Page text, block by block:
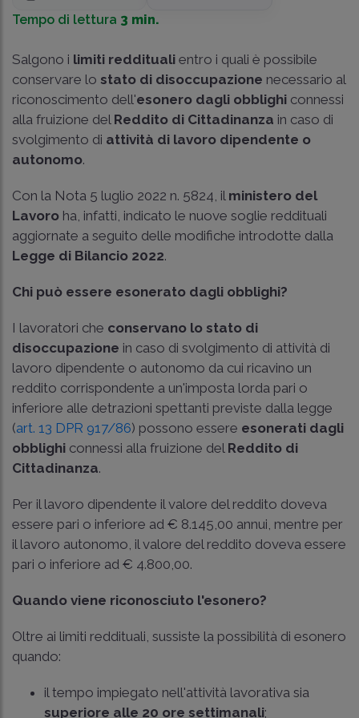
Tempo di lettura 3 min.
Salgono i limiti reddituali entro i quali è possibile
conservare lo stato di disoccupazione necessario al
riconoscimento dell'esonero dagli obblighi connessi
alla fruizione del Reddito di Cittadinanza in caso di
svolgimento di attività di lavoro dipendente o
autonomo.
Con la Nota 5 luglio 2022 n. 5824, il ministero del
Lavoro ha, infatti, indicato le nuove soglie reddituali
aggiornate a seguito delle modifiche introdotte dalla
Legge di Bilancio 2022.
Chi può essere esonerato dagli obblighi?
I lavoratori che conservano lo stato di
disoccupazione in caso di svolgimento di attività di
lavoro dipendente o autonomo da cui ricavino un
reddito corrispondente a un'imposta lorda pari o
inferiore alle detrazioni spettanti previste dalla legge
(art. 13 DPR 917/86) possono essere esonerati dagli
obblighi connessi alla fruizione del Reddito di
Cittadinanza.
Per il lavoro dipendente il valore del reddito doveva
essere pari o inferiore ad € 8.145,00 annui, mentre per
il lavoro autonomo, il valore del reddito doveva essere
pari o inferiore ad € 4.800,00.
Quando viene riconosciuto l'esonero?
Oltre ai limiti reddituali, sussiste la possibilità di esonero
quando:
il tempo impiegato nell'attività lavorativa sia
superiore alle 20 ore settimanali;